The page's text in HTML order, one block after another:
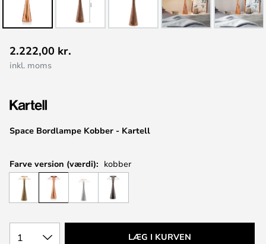
til
starten
billedgalleriet
Space Bordlampe Kobber - Kartell
2.222,00 kr.
inkl. moms
Farve version (værdi): kobber
1 LÆG I KURVEN